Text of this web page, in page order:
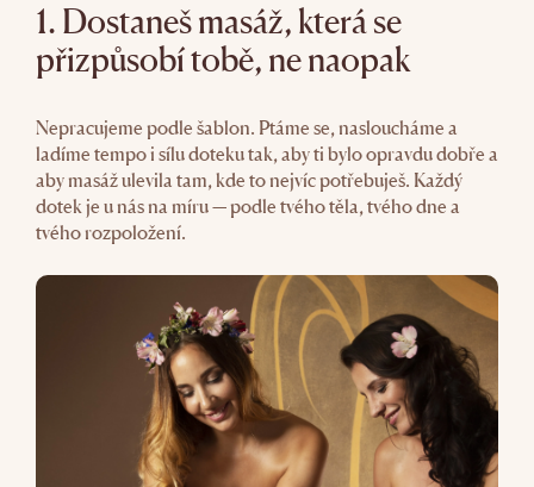
1. Dostaneš masáž, která se
přizpůsobí tobě, ne naopak
Nepracujeme podle šablon. Ptáme se, nasloucháme a
ladíme tempo i sílu doteku tak, aby ti bylo opravdu dobře a
aby masáž ulevila tam, kde to nejvíc potřebuješ. Každý
dotek je u nás na míru — podle tvého těla, tvého dne a
tvého rozpoložení.